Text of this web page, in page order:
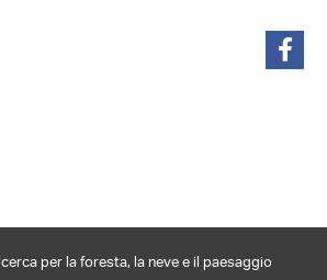
per la foresta, la neve e il paesaggio